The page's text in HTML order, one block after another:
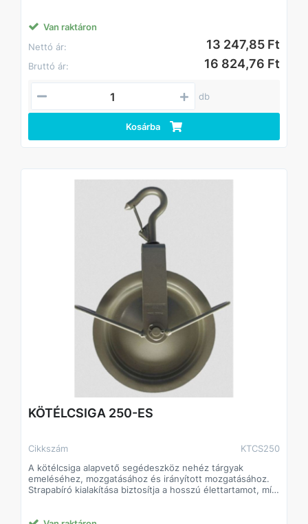
és hobbi használatra egyaránt.
• Masszív szerkezet a tartósságért
• Gördülékeny csapágyazott kerék a könnyű
kötélmozgatásért
• Kül- és beltéri használatra egyaránt alkalmas
• Biztonságos, megbízható eszköz nehéz tárgyak
Van raktáron
Nettó ár:
13 247,85 Ft
Bruttó ár: 16 824,76 Ft
db
Kosárba
KÖTÉLCSIGA 250-ES
Cikkszám
KTCS250
A kötélcsiga alapvető segédeszköz nehéz tárgyak
emeléséhez, mozgatásához és irányított mozgatásához.
Strapabíró kialakítása biztosítja a hosszú élettartamot, míg